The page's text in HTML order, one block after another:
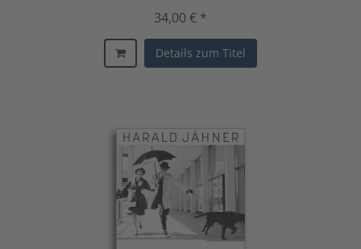
34,00 € *
Details zum Titel